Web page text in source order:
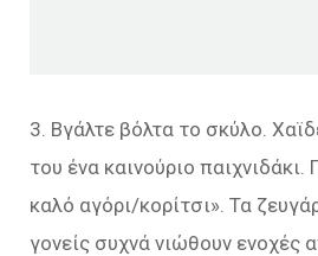
3. Βγάλτε βόλτα το σκύλο.
του ένα καινούριο παιχνιδάκι.
καλό αγόρι/κορίτσι». Τα
γονείς συχνά νιώθουν ενοχές